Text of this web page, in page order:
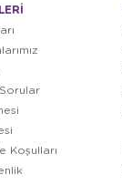
Koşulları